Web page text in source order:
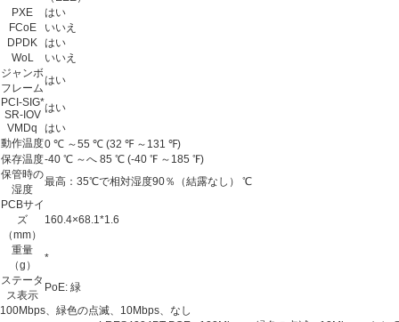
PXE
はい
FCoE
いいえ
DPDK はい
WoL
いいえ
ジャンボ
フレーム
はい
PCI-SIG*
SR-IOV
はい
VMDq
はい
動作温度0 ℃ ～55 ℃ (32 ℉ ～131 ℉)
保存温度-40 ℃ ～へ 85 ℃ (-40 ℉ ～185 ℉)
保管時の
湿度
最高：35℃で相対湿度90％（結露なし） ℃
PCBサイ
ズ
（mm）
160.4×68.1*1.6
重量
（g）
*
ステータ
ス表示
PoE: 緑
100Mbps、緑色の点滅、10Mbps、なし